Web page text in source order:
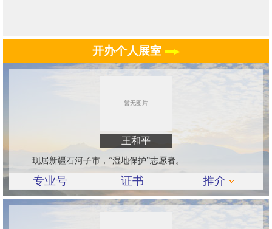
开办个人展室
王和平
现居新疆石河子市，“湿地保护”志愿者。
专业号 证书 推介